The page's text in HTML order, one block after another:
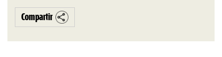
Compartir